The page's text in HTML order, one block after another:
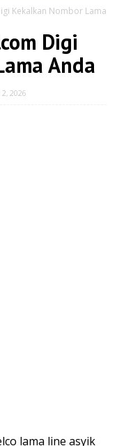
Kekalkan Nombor Lama
Digi
Anda
2026
lama line asyik